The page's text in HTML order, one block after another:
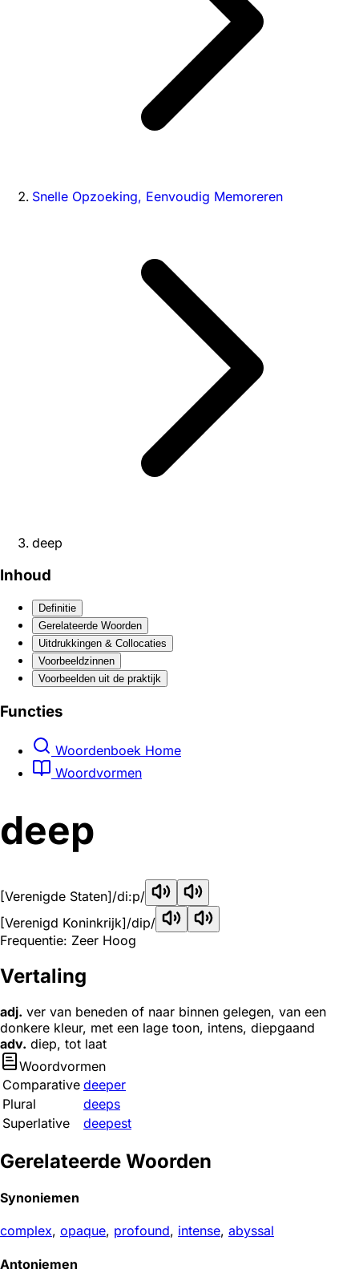
Snelle Opzoeking, Eenvoudig Memoreren
deep
Inhoud
Definitie
Gerelateerde Woorden
Uitdrukkingen & Collocaties
Voorbeeldzinnen
Voorbeelden uit de praktijk
Functies
Woordenboek Home
Woordvormen
deep
[Verenigde Staten]/di:p/
[Verenigd Koninkrijk]/dip/
Frequentie: Zeer Hoog
Vertaling
adj. ver van beneden of naar binnen gelegen, van een
donkere kleur, met een lage toon, intens, diepgaand
adv. diep, tot laat
Woordvormen
Comparative deeper
Plural
deeps
Superlative
deepest
Gerelateerde Woorden
Synoniemen
complex, opaque, profound, intense, abyssal
Antoniemen